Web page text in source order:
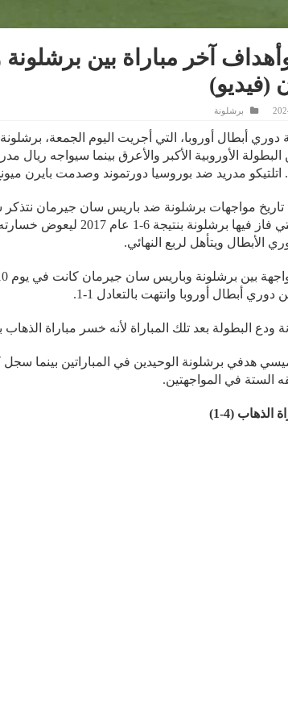
آخر مباراة بين
(فيديو)
برشلونة
دوري أبطال أوروبا، التي أجريت اليوم الجمعة،
الـ8 من البطولة الأوروبية الأكبر والأعرق بينما سيواجه
اتلتيكو مدريد ضد بوروسيا دورتموند وصدمت بايرن
مواجهات برشلونة ضد باريس سان جيرمان نتذكر
ودع البطولة بعد تلك المباراة لأنه خسر مباراة الذهاب
الستة في المواجهتين.
الذهاب (4-1)